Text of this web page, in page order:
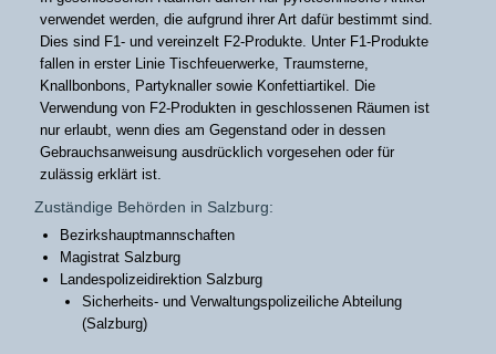
verwendet werden, die aufgrund ihrer Art dafür bestimmt sind.
Dies sind F1- und vereinzelt F2-Produkte. Unter F1-Produkte
fallen in erster Linie Tischfeuerwerke, Traumsterne,
Knallbonbons, Partyknaller sowie Konfettiartikel. Die
Verwendung von F2-Produkten in geschlossenen Räumen ist
nur erlaubt, wenn dies am Gegenstand oder in dessen
Gebrauchsanweisung ausdrücklich vorgesehen oder für
zulässig erklärt ist.
Zuständige Behörden in Salzburg:
Bezirkshauptmannschaften
Magistrat Salzburg
Landespolizeidirektion Salzburg
Sicherheits- und Verwaltungspolizeiliche Abteilung
(Salzburg)